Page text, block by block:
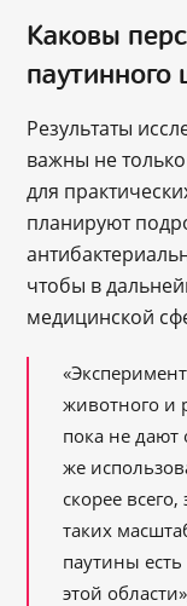
Каковы
паутинного
Результаты
важны не
для
планируют
чтобы в
медицинской
животного и
пока не дают
же
скорее
таких
паутины
этой